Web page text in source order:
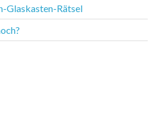
Glaskasten-Rätsel